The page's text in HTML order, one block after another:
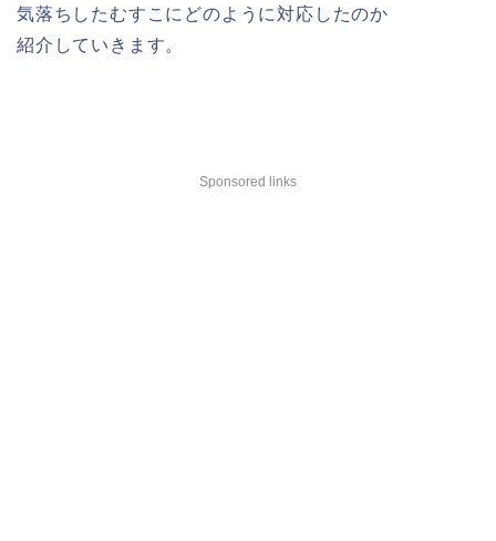
気落ちしたむすこにどのように対応したのか
紹介していきます。
Sponsored links